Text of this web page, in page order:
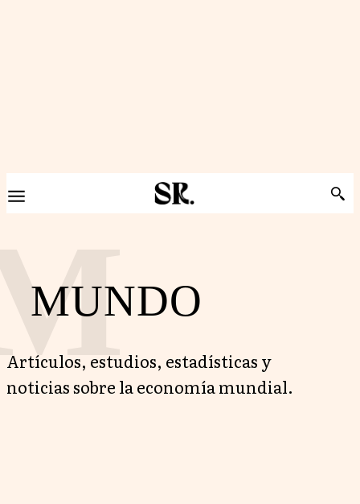
MUNDO
Artículos, estudios, estadísticas y
noticias sobre la economía mundial.